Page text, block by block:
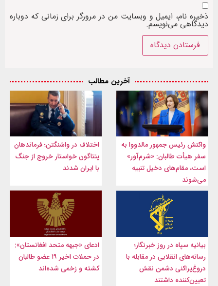
ذخیره نام، ایمیل و وبسایت من در مرورگر برای زمانی که دوباره
دیدگاهی می‌نویسم.
آخرین مطالب
واکنش رئیس جمهور مالدووا به
سفر هیأت طالبان: «شرم‌آور»
است، مقام‌های دخیل تنبیه
می‌شوند
اختلاف در واشنگتن؛ فرماندهان
پنتاگون خواستار خروج از جنگ
با ایران شدند
بیانیه سپاه در روز خبرنگار؛
رسانه‌های انقلابی در مقابله با
دروغ‌پراکنی دشمن نقش
تعیین‌کننده داشتند
ادعای «جبهه متحد افغانستان»:
در حملات اخیر ۱۹ عضو طالبان
کشته و زخمی شده‌اند